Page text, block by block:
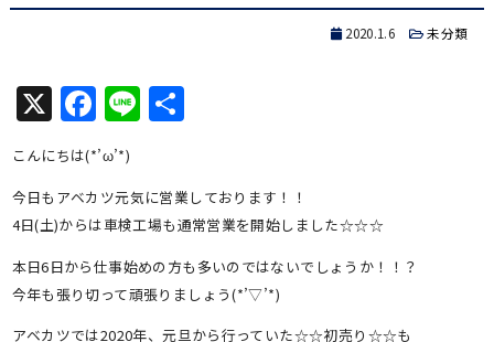
2020.1.6 未分類
X Facebook
Line共
こんにちは(*’ω’*)
今日もアベカツ元気に営業しております！！
4日(土)からは車検工場も通常営業を開始しました☆☆☆
本日6日から仕事始めの方も多いのではないでしょうか！！？
今年も張り切って頑張りましょう(*’▽’*)
アベカツでは2020年、元旦から行っていた☆☆初売り☆☆も